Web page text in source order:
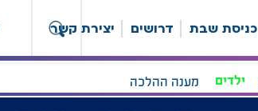
כניסת שבת דרושים יצירת קשר
ילדים מענה ההלכה